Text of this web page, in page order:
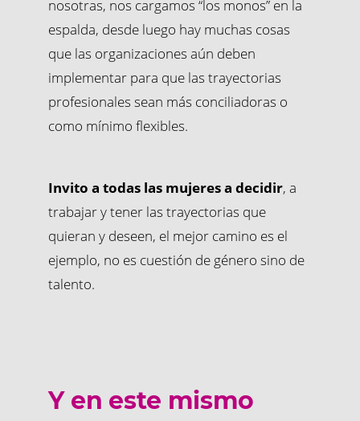
nosotras, nos cargamos “los monos” en la
espalda, desde luego hay muchas cosas
que las organizaciones aún deben
implementar para que las trayectorias
profesionales sean más conciliadoras o
como mínimo flexibles.
Invito a todas las mujeres a decidir, a
trabajar y tener las trayectorias que
quieran y deseen, el mejor camino es el
ejemplo, no es cuestión de género sino de
talento.
Y en este mismo